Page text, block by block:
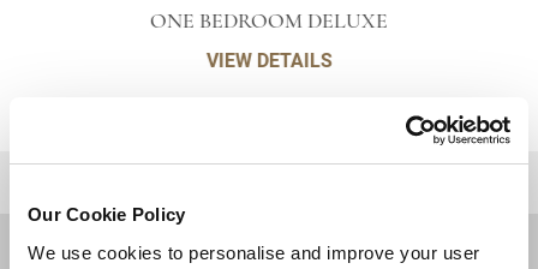
Our Cookie Policy
We use cookies to personalise and improve your user
ONE BEDROOM DELUXE
VIEW DETAILS